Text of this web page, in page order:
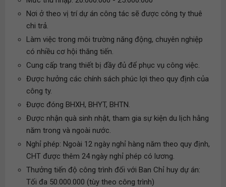
Nơi ở theo vị trí dự án công tác sẽ được công ty thuê
chi trả.
Làm việc trong môi trường năng động, chuyên nghiệp
có nhiều cơ hội thăng tiến.
Cung cấp trang thiết bị đầy đủ để phục vụ công việc.
Được hưởng các chính sách phúc lợi theo quy định của
công ty.
Được đóng BHXH, BHYT, BHTN.
Được nhận quà sinh nhật, tham gia sự kiện du lịch hằng
năm trong và ngoài nước.
Nghỉ phép: Ngoài 12 ngày nghỉ hàng năm theo quy định,
CHT được thêm 24 ngày nghỉ phép có lương.
Thưởng tiến độ công trình đối với Ban Chỉ huy dự án:
Tối đa 50.000.000 (tùy theo công trình)